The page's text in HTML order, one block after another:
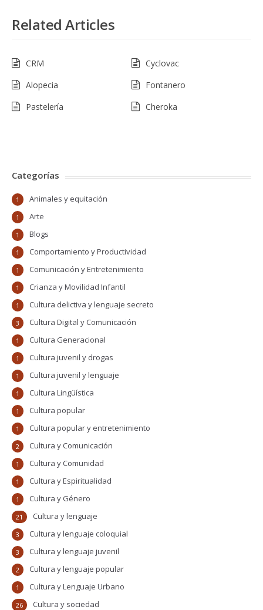
Related Articles
CRM
Cyclovac
Alopecia
Fontanero
Pastelería
Cheroka
Categorías
Animales y equitación
1
Arte
1
Blogs
1
Comportamiento y Productividad
1
Comunicación y Entretenimiento
1
Crianza y Movilidad Infantil
1
Cultura delictiva y lenguaje secreto
1
Cultura Digital y Comunicación
3
Cultura Generacional
1
Cultura juvenil y drogas
1
Cultura juvenil y lenguaje
1
Cultura Lingüística
1
Cultura popular
1
Cultura popular y entretenimiento
1
Cultura y Comunicación
2
Cultura y Comunidad
1
Cultura y Espiritualidad
1
Cultura y Género
1
Cultura y lenguaje
21
Cultura y lenguaje coloquial
3
Cultura y lenguaje juvenil
3
Cultura y lenguaje popular
2
Cultura y Lenguaje Urbano
1
Cultura y sociedad
26